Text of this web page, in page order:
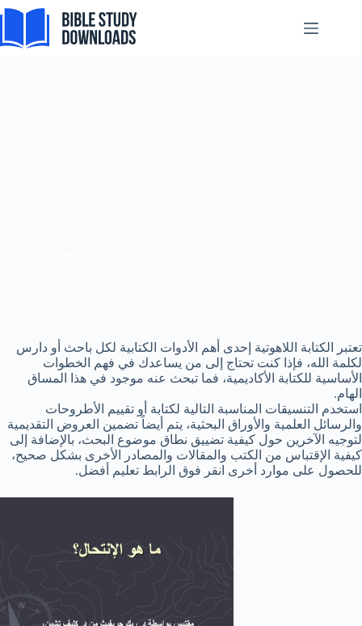
Skip
تعتبر الكتابة اللاهوتية إحدى أهم الأدوات الكتابية لكل باحث أو دارس
لكلمة الله، فإذا كنت تحتاج إلى من يساعدك في فهم الخطوات
الأساسية للكتابة الأكاديمية، فما تبحث عنه موجود في هذا المساق
الهام.
استخدم التنسيقات المناسبة التالية لكتابة أو تقييم الأطروحات
والرسائل العلمية والأوراق البحثية، يتم أيضاً تضمين العروض التقديمية
لتوجيه الآخرين حول كيفية تضييق نطاق موضوع البحث، بالإضافة إلى
كيفية الإقتباس من الكتب والمقالات والمصادر الأخرى بشكل صحيح،
للحصول على موارد أخرى انقر فوق الرابط تعليم أفضل.